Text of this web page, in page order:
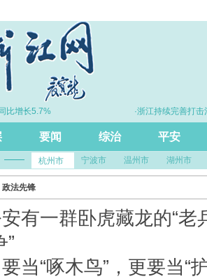
长5.7% ·浙江持续完善打击治
要闻 综治 平安
杭州市 宁波市 温州市 湖州市
政法先锋
有一群卧虎藏龙的“老
”
当“啄木鸟”，更要当“